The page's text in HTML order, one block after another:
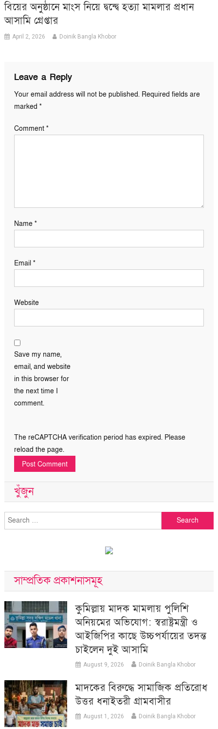
বিয়ের অনুষ্ঠানে মাংস নিয়ে দ্বন্দ্বে হত্যা মামলার প্রধান
আসামি গ্রেপ্তার
April 2, 2026 Doinik Bangla Khobor
Leave a Reply
Your email address will not be published. Required fields are
marked *
Comment *
Name *
Email *
Website
Save my name,
email, and website
in this browser for
the next time I
comment.
The reCAPTCHA verification period has expired. Please
reload the page.
খুঁজুন
Search
for:
সাম্প্রতিক প্রকাশনাসমূহ
কুমিল্লায় মাদক মামলায় পুলিশি
অনিয়মের অভিযোগ: স্বরাষ্ট্রমন্ত্রী ও
আইজিপির কাছে উচ্চপর্যায়ের তদন্ত
চাইলেন দুই আসামি
August 9, 2026 Doinik Bangla Khobor
মাদকের বিরুদ্ধে সামাজিক প্রতিরোধ
উত্তর ধনাইতরী গ্রামবাসীর
August 1, 2026 Doinik Bangla Khobor